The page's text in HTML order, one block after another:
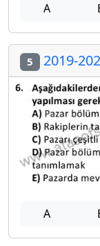
A
5 2019-
A